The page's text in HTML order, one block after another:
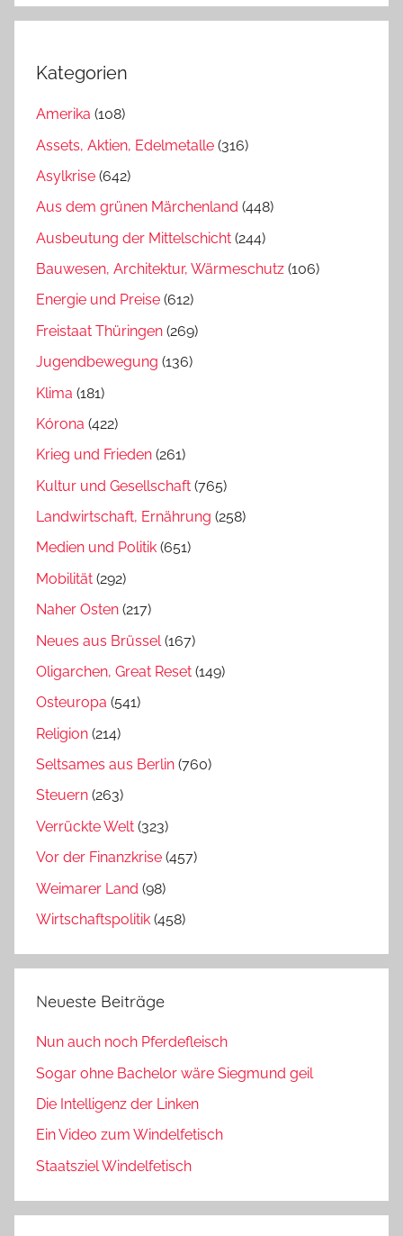
Kategorien
Amerika (108)
Assets, Aktien, Edelmetalle (316)
Asylkrise (642)
Aus dem grünen Märchenland (448)
Ausbeutung der Mittelschicht (244)
Bauwesen, Architektur, Wärmeschutz (106)
Energie und Preise (612)
Freistaat Thüringen (269)
Jugendbewegung (136)
Klima (181)
Kórona (422)
Krieg und Frieden (261)
Kultur und Gesellschaft (765)
Landwirtschaft, Ernährung (258)
Medien und Politik (651)
Mobilität (292)
Naher Osten (217)
Neues aus Brüssel (167)
Oligarchen, Great Reset (149)
Osteuropa (541)
Religion (214)
Seltsames aus Berlin (760)
Steuern (263)
Verrückte Welt (323)
Vor der Finanzkrise (457)
Weimarer Land (98)
Wirtschaftspolitik (458)
Neueste Beiträge
Nun auch noch Pferdefleisch
Sogar ohne Bachelor wäre Siegmund geil
Die Intelligenz der Linken
Ein Video zum Windelfetisch
Staatsziel Windelfetisch